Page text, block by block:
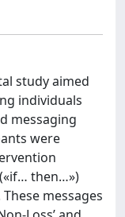
study aimed
individuals
messaging
were
then…»)
messages